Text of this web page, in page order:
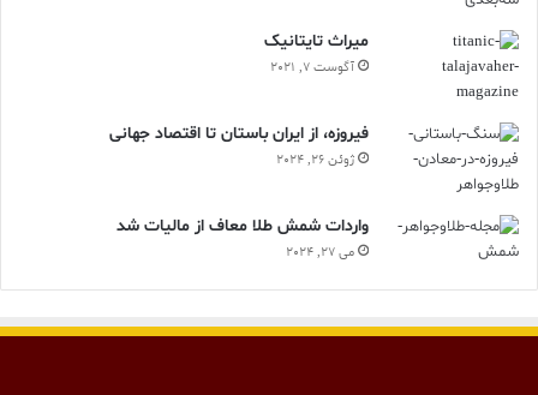
ميراث تايتانيک
آگوست 7, 2021
فیروزه، از ایران باستان تا اقتصاد جهانی
ژوئن 26, 2024
واردات شمش طلا معاف از مالیات شد
می 27, 2024